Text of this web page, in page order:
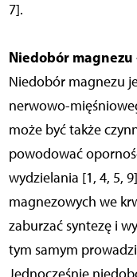
7].
Niedobór
Niedobór magnezu
nerwowo-
może być także
powodować
wydzielania [1, 4, 5,
magnezowych we
zaburzać syntezę i
tym samym